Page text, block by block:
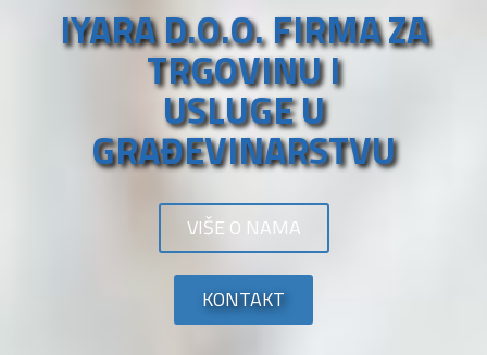
IYARA D.O.O. FIRMA ZA
TRGOVINU I
USLUGE U
GRAĐEVINARSTVU
VIŠE O NAMA
KONTAKT